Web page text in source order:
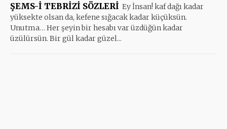
ŞEMS-İ TEBRİZİ SÖZLERİ Ey İnsan! kaf dağı kadar
yüksekte olsan da, kefene sığacak kadar küçüksün.
Unutma… Her şeyin bir hesabı var üzdüğün kadar
üzülürsün. Bir gül kadar güzel...